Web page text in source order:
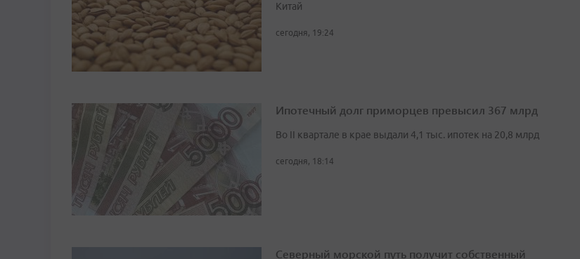
Китай
сегодня, 19:24
Ипотечный долг приморцев превысил 367 млрд
Во II квартале в крае выдали 4,1 тыс. ипотек на 20,8 млрд
сегодня, 18:14
Северный морской путь получит собственный